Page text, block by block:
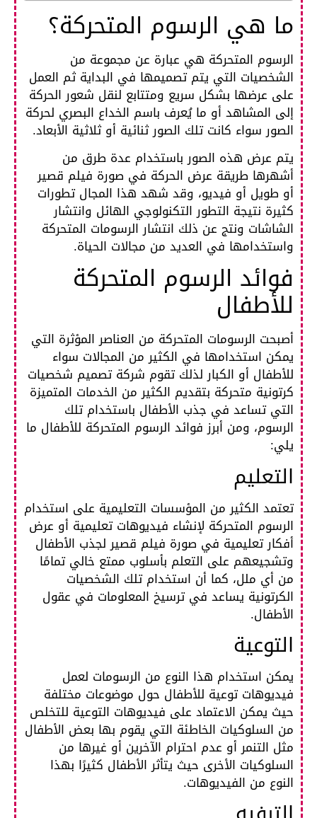
ما هي الرسوم المتحركة؟
الرسوم المتحركة هي عبارة عن مجموعة من
الشخصيات التي يتم تصميمها في البداية ثم العمل
على عرضها بشكل سريع ومتتابع لنقل شعور الحركة
إلى المشاهد أو ما يُعرف باسم الخداع البصري لحركة
الصور سواء كانت تلك الصور ثنائية أو ثلاثية الأبعاد.
يتم عرض هذه الصور باستخدام عدة طرق من
أشهرها طريقة عرض الحركة في صورة فيلم قصير
أو طويل أو فيديو، وقد شهد هذا المجال تطورات
كثيرة نتيجة التطور التكنولوجي الهائل وانتشار
الشاشات ونتج عن ذلك انتشار الرسومات المتحركة
واستخدامها في العديد من مجالات الحياة.
فوائد الرسوم المتحركة
للأطفال
أصبحت الرسومات المتحركة من العناصر المؤثرة التي
يمكن استخدامها في الكثير من المجالات سواء
للأطفال أو الكبار لذلك تقوم شركة تصميم شخصيات
كرتونية متحركة بتقديم الكثير من الخدمات المتميزة
التي تساعد في جذب الأطفال باستخدام تلك
الرسوم، ومن أبرز فوائد الرسوم المتحركة للأطفال ما
يلي:
التعليم
تعتمد الكثير من المؤسسات التعليمية على استخدام
الرسوم المتحركة لإنشاء فيديوهات تعليمية أو عرض
أفكار تعليمية في صورة فيلم قصير لجذب الأطفال
وتشجيعهم على التعلم بأسلوب ممتع خالي تمامًا
من أي ملل، كما أن استخدام تلك الشخصيات
الكرتونية يساعد في ترسيخ المعلومات في عقول
الأطفال.
التوعية
يمكن استخدام هذا النوع من الرسومات لعمل
فيديوهات توعية للأطفال حول موضوعات مختلفة
حيث يمكن الاعتماد على فيديوهات التوعية للتخلص
من السلوكيات الخاطئة التي يقوم بها بعض الأطفال
مثل التنمر أو عدم احترام الآخرين أو غيرها من
السلوكيات الأخرى حيث يتأثر الأطفال كثيرًا بهذا
النوع من الفيديوهات.